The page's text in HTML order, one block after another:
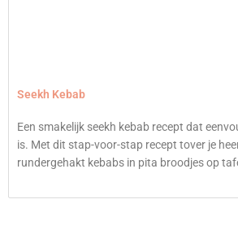
Seekh Kebab
Een smakelijk seekh kebab recept dat
is. Met dit stap-voor-stap recept tover je
rundergehakt kebabs in pita broodjes op